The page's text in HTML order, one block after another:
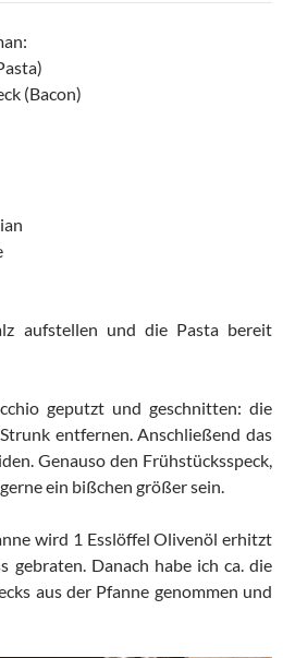
(Bacon)
aufstellen und die Pasta bereit
geputzt und geschnitten: die
entfernen. Anschließend das
Genauso den Frühstücksspeck,
ein bißchen größer sein.
wird 1 Esslöffel Olivenöl erhitzt
gebraten. Danach habe ich ca. die
aus der Pfanne genommen und